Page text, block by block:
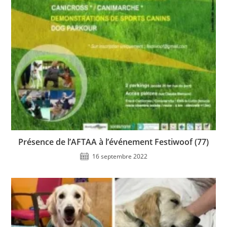
Présence de l’AFTAA à l’événement Festiwoof (77)
16 septembre 2022